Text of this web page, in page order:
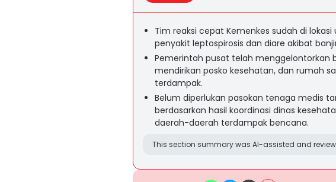
Tim reaksi cepat Kemenkes sudah di
penyakit leptospirosis dan diare akibat
Pemerintah pusat telah
mendirikan posko kesehatan, dan rumah
terdampak.
Belum diperlukan pasokan tenaga medis
berdasarkan hasil koordinasi dinas
daerah-daerah terdampak bencana.
This section summary was AI-assisted and